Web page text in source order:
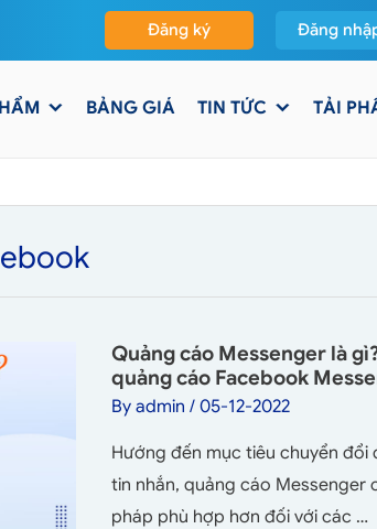
Đăng ký Đăng
BẢNG GIÁ TIN TỨC TẢI
Quảng cáo Messenger là
quảng cáo Facebook
By admin / 05-12-2022
Hướng đến mục tiêu chuyển đổi
tin nhắn, quảng cáo Messenger
pháp phù hợp hơn đối với các …